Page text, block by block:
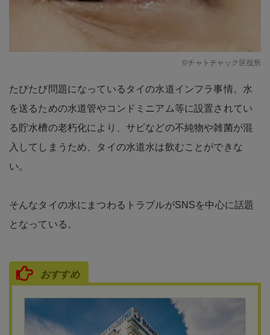
©チャトチャック区役所
たびたび問題になっているタイの水道インフラ事情。水
を送るための水道管やコンドミニアム等に設置されてい
る貯水槽の老朽化により、サビなどの不純物や雑菌が混
入してしまうため、タイの水道水は飲むことができな
い。
そんなタイの水にまつわるトラブルがSNSを中心に話題
となっている。
おすすめ